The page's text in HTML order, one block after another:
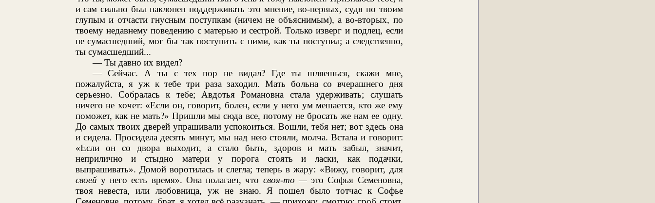
и сам сильно был наклонен поддерживать это мнение, во-первых, судя по твоим
глупым и отчасти гнусным поступкам (ничем не объяснимым), а во-вторых, по
твоему недавнему поведению с матерью и сестрой. Только изверг и подлец, если
не сумасшедший, мог бы так поступить с ними, как ты поступил; а следственно,
ты сумасшедший...
— Ты давно их видел?
— Сейчас. А ты с тех пор не видал? Где ты шляешься, скажи мне,
пожалуйста, я уж к тебе три раза заходил. Мать больна со вчерашнего дня
серьезно. Собралась к тебе; Авдотья Романовна стала удерживать; слушать
ничего не хочет: «Если он, говорит, болен, если у него ум мешается, кто же ему
поможет, как не мать?» Пришли мы сюда все, потому не бросать же нам ее одну.
До самых твоих дверей упрашивали успокоиться. Вошли, тебя нет; вот здесь она
и сидела. Просидела десять минут, мы над нею стояли, молча. Встала и говорит:
«Если он со двора выходит, а стало быть, здоров и мать забыл, значит,
неприлично и стыдно матери у порога стоять и ласки, как подачки,
выпрашивать». Домой воротилась и слегла; теперь в жару: «Вижу, говорит, для
своей у него есть время». Она полагает, что своя-то —это Софья Семеновна,
твоя невеста, или любовница, уж не знаю. Я пошел было тотчас к Софье